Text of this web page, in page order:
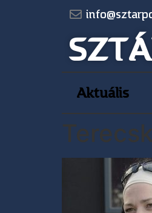
Aktuális